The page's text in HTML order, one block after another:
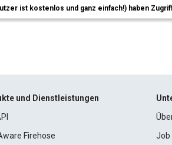
ist kostenlos und ganz einfach!) haben
und Dienstleistungen
Firehose
Job